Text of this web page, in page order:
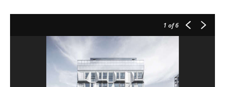
1 of 6